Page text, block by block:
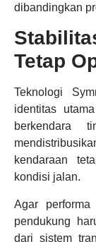
dibandingkan
Tetap
Teknologi
identitas
berkendara
kendaraan
kondisi jalan.
Agar
pendukung
dari sistem